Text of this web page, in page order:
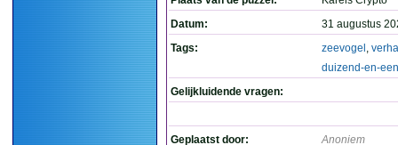
Datum:
31 augustus
Tags:
zeevogel ,
duizend-en-
Gelijkluidende vragen:
Geplaatst door: Anoniem